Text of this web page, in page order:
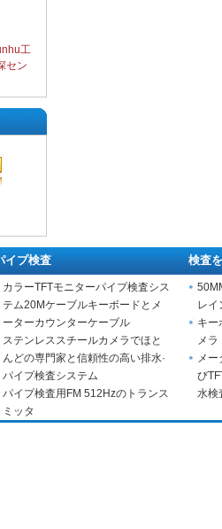
工
セン
イプ検査
カラーTFTモニターパイプ検査シス
テム20Mケーブルキーボードとメ
ーターカウンターケーブル
ステンレススチールカメラでほと
んどの専門家と信頼性の高い排水·
パイプ検査システム
パイプ検査用FM 512Hzのトランス
ミッタ
検査
レイ
キー
メ
メ
び
水検